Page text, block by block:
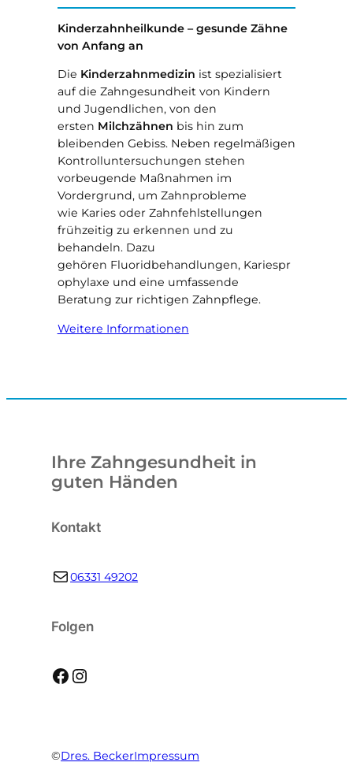
Kinderzahnheilkunde – gesunde Zähne
von Anfang an
Die Kinderzahnmedizin ist spezialisiert
auf die Zahngesundheit von Kindern
und Jugendlichen, von den
ersten Milchzähnen bis hin zum
bleibenden Gebiss. Neben regelmäßigen
Kontrolluntersuchungen stehen
vorbeugende Maßnahmen im
Vordergrund, um Zahnprobleme
wie Karies oder Zahnfehlstellungen
frühzeitig zu erkennen und zu
behandeln. Dazu
gehören Fluoridbehandlungen, Kariespr
ophylaxe und eine umfassende
Beratung zur richtigen Zahnpflege.
Weitere Informationen
Ihre Zahngesundheit in
guten Händen
Kontakt
E-Mail 06331 49202
Folgen
Facebook Instagram
©Dres. BeckerImpressum